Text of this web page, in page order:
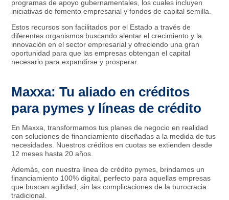
programas de apoyo gubernamentales, los cuales incluyen
iniciativas de fomento empresarial y fondos de capital semilla.
Estos recursos son facilitados por el Estado a través de
diferentes organismos buscando alentar el crecimiento y la
innovación en el sector empresarial y ofreciendo una gran
oportunidad para que las empresas obtengan el capital
necesario para expandirse y prosperar.
Maxxa: Tu aliado en créditos
para pymes y líneas de crédito
En Maxxa, transformamos tus planes de negocio en realidad
con soluciones de financiamiento diseñadas a la medida de tus
necesidades. Nuestros créditos en cuotas se extienden desde
12 meses hasta 20 años.
Además, con nuestra línea de crédito pymes, brindamos un
financiamiento 100% digital, perfecto para aquellas empresas
que buscan agilidad, sin las complicaciones de la burocracia
tradicional.